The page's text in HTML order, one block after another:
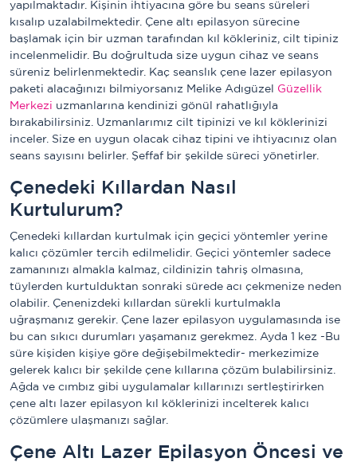
yapılmaktadır. Kişinin ihtiyacına göre bu seans süreleri
kısalıp uzalabilmektedir. Çene altı epilasyon sürecine
başlamak için bir uzman tarafından kıl kökleriniz, cilt tipiniz
incelenmelidir. Bu doğrultuda size uygun cihaz ve seans
süreniz belirlenmektedir. Kaç seanslık çene lazer epilasyon
paketi alacağınızı bilmiyorsanız Melike Adıgüzel Güzellik
Merkezi uzmanlarına kendinizi gönül rahatlığıyla
bırakabilirsiniz. Uzmanlarımız cilt tipinizi ve kıl köklerinizi
inceler. Size en uygun olacak cihaz tipini ve ihtiyacınız olan
seans sayısını belirler. Şeffaf bir şekilde süreci yönetirler.
Çenedeki Kıllardan Nasıl
Kurtulurum?
Çenedeki kıllardan kurtulmak için geçici yöntemler yerine
kalıcı çözümler tercih edilmelidir. Geçici yöntemler sadece
zamanınızı almakla kalmaz, cildinizin tahriş olmasına,
tüylerden kurtulduktan sonraki sürede acı çekmenize neden
olabilir. Çenenizdeki kıllardan sürekli kurtulmakla
uğraşmanız gerekir. Çene lazer epilasyon uygulamasında ise
bu can sıkıcı durumları yaşamanız gerekmez. Ayda 1 kez -Bu
süre kişiden kişiye göre değişebilmektedir- merkezimize
gelerek kalıcı bir şekilde çene kıllarına çözüm bulabilirsiniz.
Ağda ve cımbız gibi uygulamalar kıllarınızı sertleştirirken
çene altı lazer epilasyon kıl köklerinizi incelterek kalıcı
çözümlere ulaşmanızı sağlar.
Çene Altı Lazer Epilasyon Öncesi ve